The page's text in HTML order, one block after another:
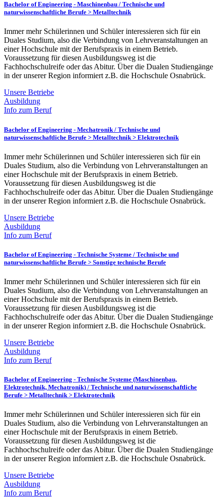
Bachelor of Engineering - Maschinenbau / Technische und
naturwissenschaftliche Berufe > Metalltechnik
Immer mehr Schülerinnen und Schüler interessieren sich für ein
Duales Studium, also die Verbindung von Lehrveranstaltungen an
einer Hochschule mit der Berufspraxis in einem Betrieb.
Voraussetzung für diesen Ausbildungsweg ist die
Fachhochschulreife oder das Abitur. Über die Dualen Studiengänge
in der unserer Region informiert z.B. die Hochschule Osnabrück.
Unsere Betriebe
Ausbildung
Info zum Beruf
Bachelor of Engineering - Mechatronik / Technische und
naturwissenschaftliche Berufe > Metalltechnik > Elektrotechnik
Immer mehr Schülerinnen und Schüler interessieren sich für ein
Duales Studium, also die Verbindung von Lehrveranstaltungen an
einer Hochschule mit der Berufspraxis in einem Betrieb.
Voraussetzung für diesen Ausbildungsweg ist die
Fachhochschulreife oder das Abitur. Über die Dualen Studiengänge
in der unserer Region informiert z.B. die Hochschule Osnabrück.
Unsere Betriebe
Ausbildung
Info zum Beruf
Bachelor of Engineering - Technische Systeme / Technische und
naturwissenschaftliche Berufe > Sonstige technische Berufe
Immer mehr Schülerinnen und Schüler interessieren sich für ein
Duales Studium, also die Verbindung von Lehrveranstaltungen an
einer Hochschule mit der Berufspraxis in einem Betrieb.
Voraussetzung für diesen Ausbildungsweg ist die
Fachhochschulreife oder das Abitur. Über die Dualen Studiengänge
in der unserer Region informiert z.B. die Hochschule Osnabrück.
Unsere Betriebe
Ausbildung
Info zum Beruf
Bachelor of Engineering - Technische Systeme (Maschinenbau,
Elektrotechnik, Mechatronik) / Technische und naturwissenschaftliche
Berufe > Metalltechnik > Elektrotechnik
Immer mehr Schülerinnen und Schüler interessieren sich für ein
Duales Studium, also die Verbindung von Lehrveranstaltungen an
einer Hochschule mit der Berufspraxis in einem Betrieb.
Voraussetzung für diesen Ausbildungsweg ist die
Fachhochschulreife oder das Abitur. Über die Dualen Studiengänge
in der unserer Region informiert z.B. die Hochschule Osnabrück.
Unsere Betriebe
Ausbildung
Info zum Beruf